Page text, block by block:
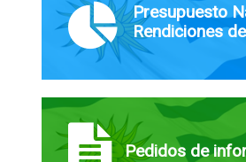
Presupuesto
Rendiciones
Pedidos de